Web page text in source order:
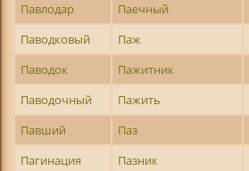
Павлодар
Паечный
Паводковый
Паж
Паводок
Пажитник
Паводочный
Пажить
Павший
Паз
Пагинация
Пазник